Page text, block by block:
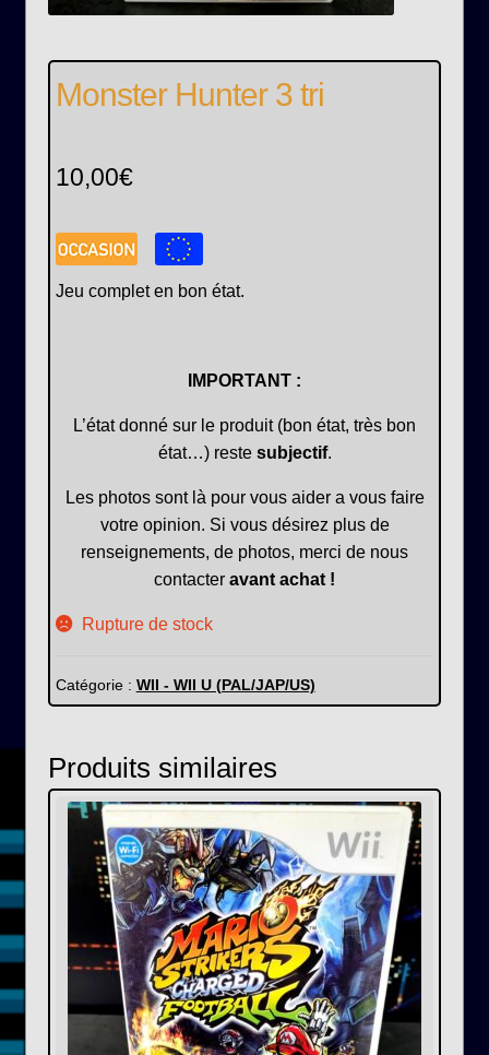
Monster Hunter 3 tri
10,00€
Jeu complet en bon état.
IMPORTANT :
L’état donné sur le produit (bon état, très bon
état…) reste subjectif.
Les photos sont là pour vous aider a vous faire
votre opinion. Si vous désirez plus de
renseignements, de photos, merci de nous
contacter avant achat !
Rupture de stock
Catégorie : WII - WII U (PAL/JAP/US)
Produits similaires